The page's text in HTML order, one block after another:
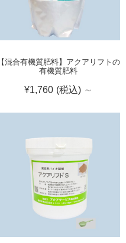
【混合有機質肥料】アクアリフトの
有機質肥料
¥1,760 (税込) ～